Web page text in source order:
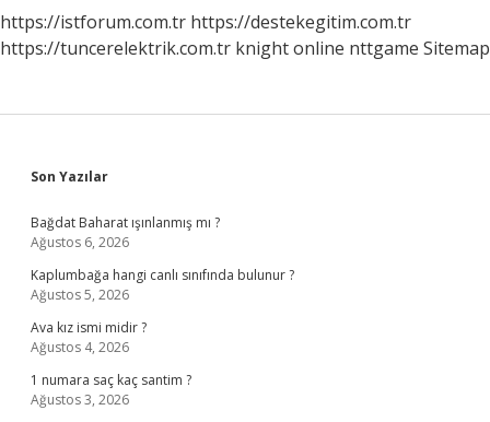
https://istforum.com.tr https://destekegitim.com.tr
https://tuncerelektrik.com.tr knight online nttgame Sitemap
Sidebar
Son Yazılar
Bağdat Baharat ışınlanmış mı ?
Ağustos 6, 2026
Kaplumbağa hangi canlı sınıfında bulunur ?
Ağustos 5, 2026
Ava kız ismi midir ?
Ağustos 4, 2026
1 numara saç kaç santim ?
Ağustos 3, 2026